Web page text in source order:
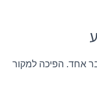
אחד. הפיכה למקור